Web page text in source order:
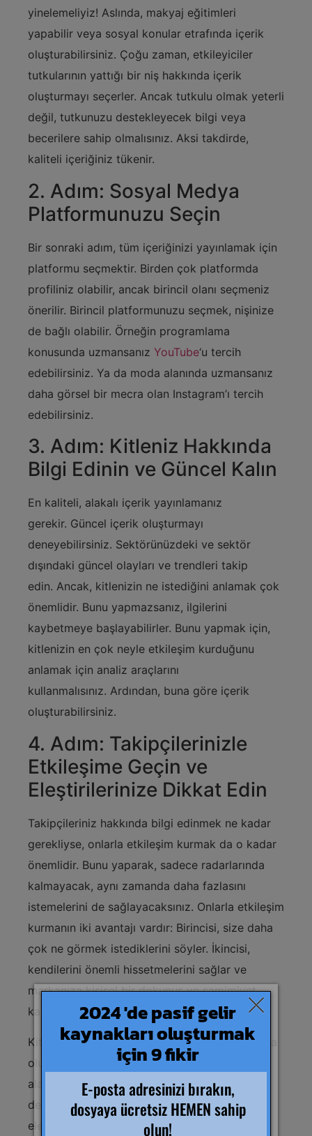
yinelemeliyiz! Aslında, makyaj eğitimleri
yapabilir veya sosyal konular etrafında içerik
oluşturabilirsiniz. Çoğu zaman, etkileyiciler
tutkularının yattığı bir niş hakkında içerik
oluşturmayı seçerler. Ancak tutkulu olmak yeterli
değil, tutkunuzu destekleyecek bilgi veya
becerilere sahip olmalısınız. Aksi takdirde,
kaliteli içeriğiniz tükenir.
2. Adım: Sosyal Medya
Platformunuzu Seçin
Bir sonraki adım, tüm içeriğinizi yayınlamak için
platformu seçmektir. Birden çok platformda
profiliniz olabilir, ancak birincil olanı seçmeniz
önerilir. Birincil platformunuzu seçmek, nişinize
de bağlı olabilir. Örneğin programlama
konusunda uzmansanız YouTube‘u tercih
edebilirsiniz. Ya da moda alanında uzmansanız
daha görsel bir mecra olan Instagram’ı tercih
edebilirsiniz.
3. Adım: Kitleniz Hakkında
Bilgi Edinin ve Güncel Kalın
En kaliteli, alakalı içerik yayınlamanız
gerekir. Güncel içerik oluşturmayı
deneyebilirsiniz. Sektörünüzdeki ve sektör
dışındaki güncel olayları ve trendleri takip
edin. Ancak, kitlenizin ne istediğini anlamak çok
önemlidir. Bunu yapmazsanız, ilgilerini
kaybetmeye başlayabilirler. Bunu yapmak için,
kitlenizin en çok neyle etkileşim kurduğunu
anlamak için analiz araçlarını
kullanmalısınız. Ardından, buna göre içerik
oluşturabilirsiniz.
4. Adım: Takipçilerinizle
Etkileşime Geçin ve
Eleştirilerinize Dikkat Edin
Takipçileriniz hakkında bilgi edinmek ne kadar
gerekliyse, onlarla etkileşim kurmak da o kadar
önemlidir. Bunu yaparak, sadece radarlarında
kalmayacak, aynı zamanda daha fazlasını
istemelerini de sağlayacaksınız. Onlarla etkileşim
kurmanın iki avantajı vardır: Birincisi, size daha
çok ne görmek istediklerini söyler. İkincisi,
kendilerini önemli hissetmelerini sağlar ve
markanıza kişisel bir dokunuş ve samimiyet
katar.
Kitlenizle etkileşim kurarken içeriğiniz hakkında
olumsuz yorumlar veya geri bildirimler
alabileceğinizi bilmek de önemlidir. Ve sorun
değil! Sadece hazırlıklı olun ve aldığınız tüm
eleştirilerden öğrenin.